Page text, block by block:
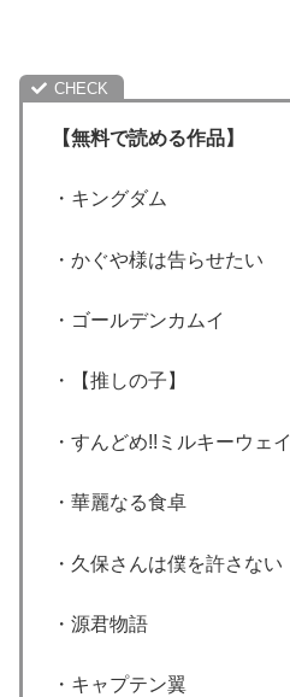
【無料で読める作品】
・キングダム
・かぐや様は告らせたい
・ゴールデンカムイ
・【推しの子】
・すんどめ!!ミルキーウェイ
・華麗なる食卓
・久保さんは僕を許さない
・源君物語
・キャプテン翼